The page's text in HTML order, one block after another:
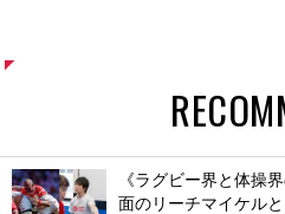
《ラグビー界と体操
面のリーチマイケル